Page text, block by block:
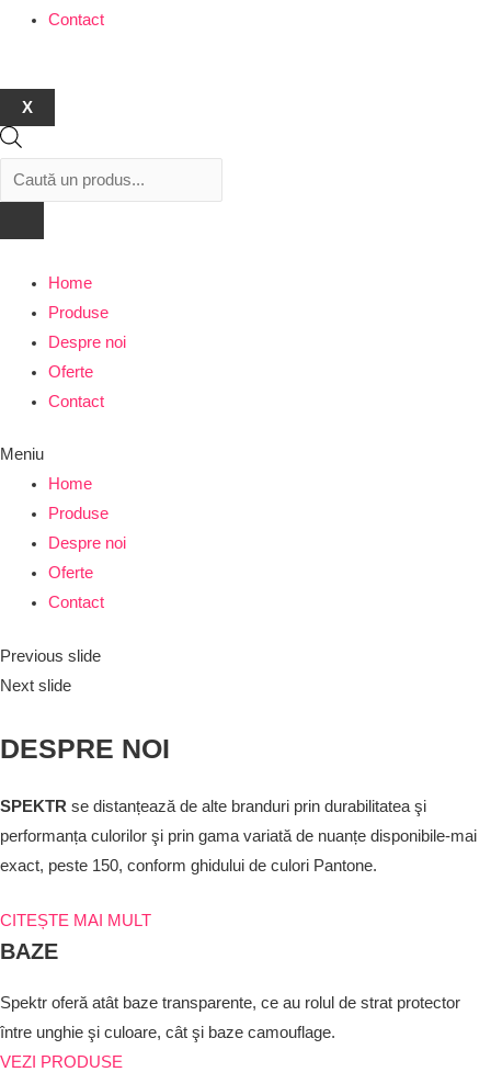
Contact
X
Products
search
Home
Produse
Despre noi
Oferte
Contact
Meniu
Home
Produse
Despre noi
Oferte
Contact
Previous slide
Next slide
DESPRE NOI
SPEKTR se distanțează de alte branduri prin durabilitatea şi
performanța culorilor şi prin gama variată de nuanțe disponibile-mai
exact, peste 150, conform ghidului de culori Pantone.
CITEȘTE MAI MULT
BAZE
Spektr oferă atât baze transparente, ce au rolul de strat protector
între unghie şi culoare, cât şi baze camouflage.
VEZI PRODUSE